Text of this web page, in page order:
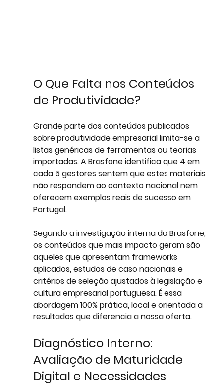
O Que Falta nos Conteúdos
de Produtividade?
Grande parte dos conteúdos publicados
sobre produtividade empresarial limita-se a
listas genéricas de ferramentas ou teorias
importadas. A Brasfone identifica que 4 em
cada 5 gestores sentem que estes materiais
não respondem ao contexto nacional nem
oferecem exemplos reais de sucesso em
Portugal.
Segundo a investigação interna da Brasfone,
os conteúdos que mais impacto geram são
aqueles que apresentam frameworks
aplicados, estudos de caso nacionais e
critérios de seleção ajustados à legislação e
cultura empresarial portuguesa. É essa
abordagem 100% prática, local e orientada a
resultados que diferencia a nossa oferta.
Diagnóstico Interno:
Avaliação de Maturidade
Digital e Necessidades